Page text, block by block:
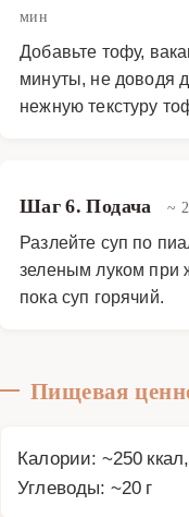
мин
Добавьте тофу,
минуты, не доводя
нежную текстуру
Шаг 6. Подача ~
Разлейте суп по
зеленым луком при
пока суп горячий.
Пищевая
Калории: ~250
Углеводы: ~20 г